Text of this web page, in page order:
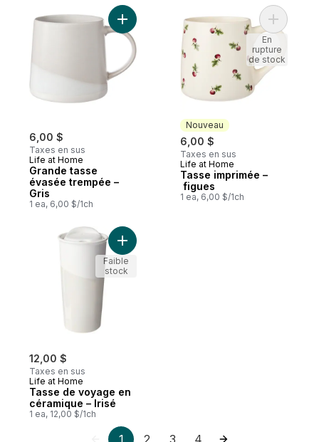
6,00 $
Taxes en sus
Life at Home
Grande tasse
évasée trempée –
Gris
1 ea, 6,00 $/1ch
Ajouter Grande tasse évasée trempée –
Nouveau
6,00 $
Taxes en sus
Nouveau
Life at Home
Tasse imprimée –
figues
1 ea, 6,00 $/1ch
Ajouter
En
rupture
de stock
12,00 $
Taxes en sus
Life at Home
Tasse de voyage en
céramique – Irisé
1 ea, 12,00 $/1ch
Ajouter Tasse de voyage en céramique –
Faible
stock
1 2 3 4